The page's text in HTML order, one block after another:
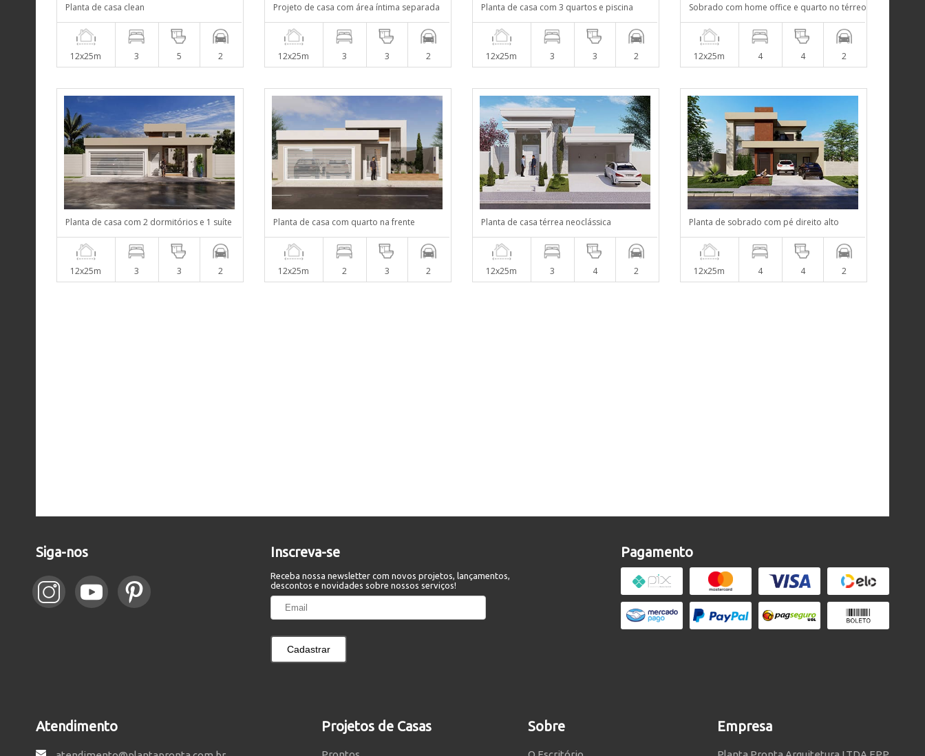
Planta de casa clean
12x25m 3 5 2
Projeto de casa com área íntima separada
12x25m 3 3 2
Planta de casa com 3 quartos e piscina
12x25m 3 3 2
Sobrado com home office e quarto no térreo
12x25m 4 4 2
Planta de casa com 2 dormitórios e 1 suíte
12x25m 3 3 2
Planta de casa com quarto na frente
12x25m 2 3 2
Planta de casa térrea neoclássica
12x25m 3 4 2
Planta de sobrado com pé direito alto
12x25m 4 4 2
Siga-nos Inscreva-se
Receba nossa newsletter com novos projetos, lançamentos,
descontos e novidades sobre nossos serviços!
Cadastrar
Pagamento
Atendimento Projetos de Casas Sobre Empresa